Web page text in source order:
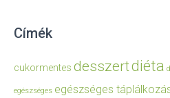
Címék
cukormentes desszertdiéta
egészséges egészséges